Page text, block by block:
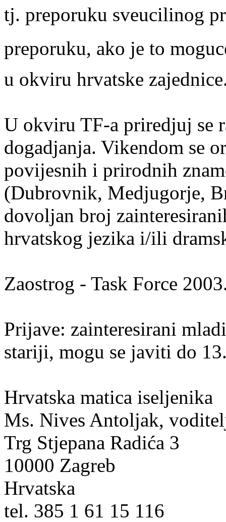
tj. preporuku sveucilinog
preporuku, ako je to
u okviru hrvatske
U okviru TF-a priredjuj se
dogadjanja. Vikendom se
povijesnih i prirodnih
(Dubrovnik, Medjugorje,
dovoljan broj
hrvatskog jezika i/ili
Zaostrog - Task Force
Prijave: zainteresirani
stariji, mogu se javiti do
Hrvatska matica iseljenika
Ms. Nives Antoljak,
Trg Stjepana Radića 3
10000 Zagreb
Hrvatska
tel. 385 1 61 15 116